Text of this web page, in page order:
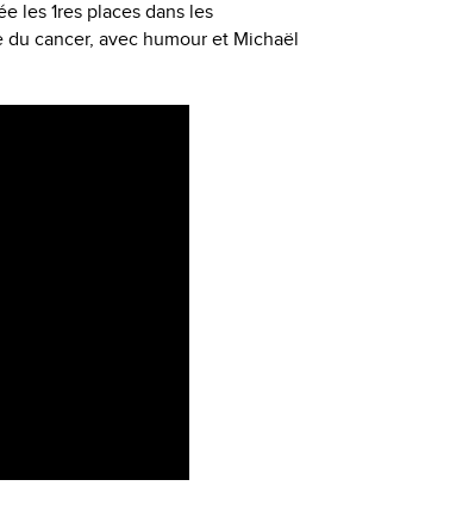
les 1res places dans les
cancer, avec humour et Michaël